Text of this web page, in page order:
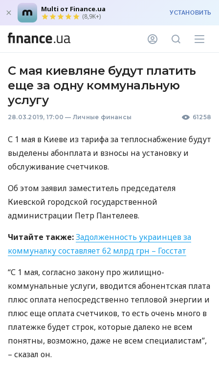
Multi от Finance.ua
(8,9K+) УСТАНОВИТЬ
С мая киевляне будут платить
еще за одну коммунальную
услугу
28.03.2019, 17:00 — Личные финансы 61258
С 1 мая в Киеве из тарифа за теплоснабжение будут
выделены абонплата и взносы на установку и
обслуживание счетчиков.
Об этом заявил заместитель председателя
Киевской городской государственной
администрации Петр Пантелеев.
Читайте также:Задолженность украинцев за
коммуналку составляет 62 млрд грн – Госстат
“С 1 мая, согласно закону про жилищно-
коммунальные услуги, вводится абонентская плата
плюс оплата непосредственно тепловой энергии и
плюс еще оплата счетчиков, то есть очень много в
платежке будет строк, которые далеко не всем
понятны, возможно, даже не всем специалистам”,
– сказал он.